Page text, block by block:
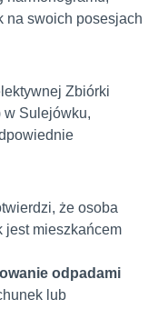
na swoich posesjach
Zbiórki
w Sulejówku,
że osoba
jest mieszkańcem
odpadami
lub